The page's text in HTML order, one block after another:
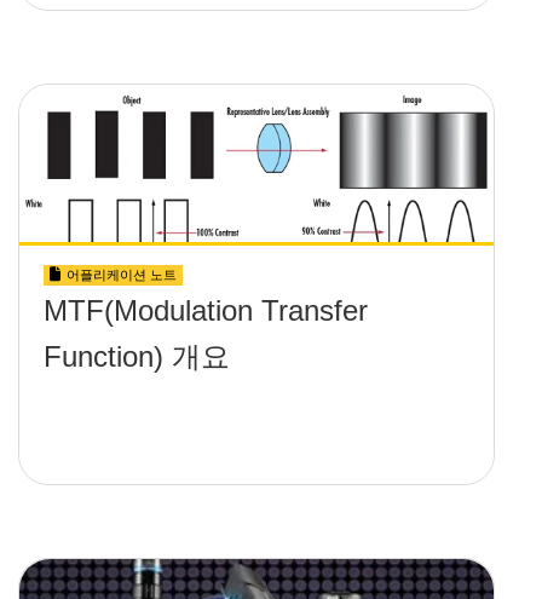
어플리케이션 노트
MTF(Modulation Transfer
Function) 개요